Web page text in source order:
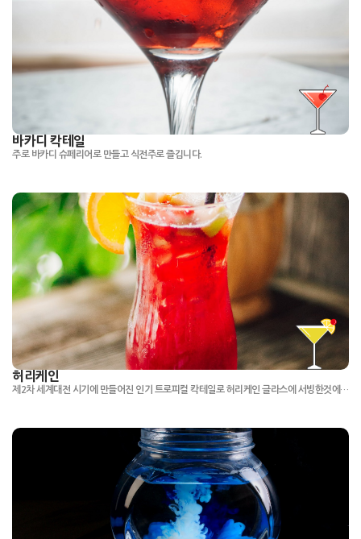
바카디 칵테일
주로 바카디 슈페리어로 만들고 식전주로 즐깁니다.
허리케인
제2차 세계대전 시기에 만들어진 인기 트로피컬 칵테일로 허리케인 글라스에 서빙한것에서 이름지어졌습니다.